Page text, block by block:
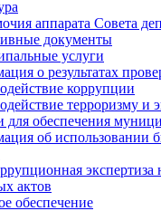
аппарата Совета
документы
услуги
о результатах
коррупции
терроризму и
для обеспечения
об использовании
актов
обеспечение